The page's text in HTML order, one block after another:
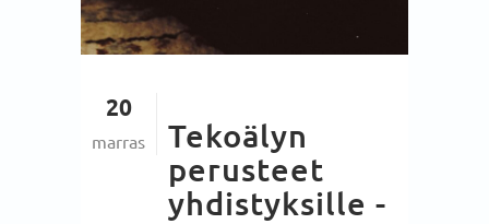
20
marras
Tekoälyn
perusteet
yhdistyksille -